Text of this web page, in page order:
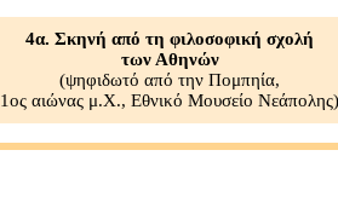
4α. Σκηνή από τη φιλοσοφική σχολή
των Αθηνών
(ψηφιδωτό από την Πομπηία,
1ος αιώνας μ.Χ., Εθνικό Μουσείο Νεάπολης)